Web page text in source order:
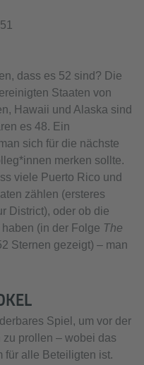
51
dass es 52 sind? Die
Staaten von
Hawaii und Alaska sind
es 48. Ein
sich für die nächste
merken sollte.
viele Puerto Rico und
zählen (ersteres
District), oder ob die
(in der Folge The
Sternen gezeigt) – man
Spiel, um vor der
zu prollen – wobei das
für alle Beteiligten ist.